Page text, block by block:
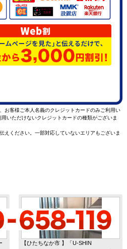
お客様ご本人名義のクレジットカードのみご利用い
いただけないクレジットカードの種類がございま
えください。一部対応していないエリアもございま
【ひたちなか市 】「U-SHIN